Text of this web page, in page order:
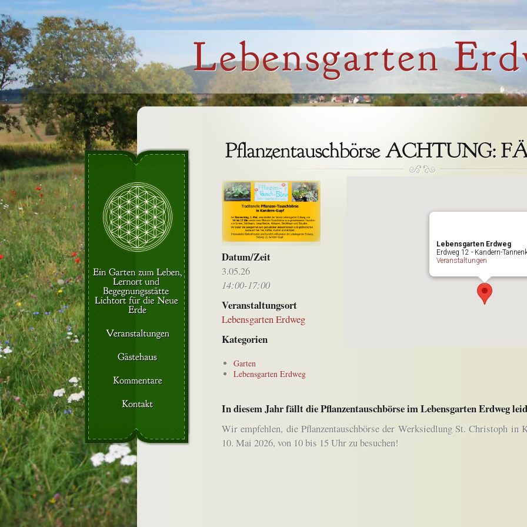
Lebensgarten Erdweg
Erdweg 12 - Kandern-
Veranstaltungen
Datum/Zeit
3.05.26
14:00-17:00
Veranstaltungsort
Lebensgarten Erdweg
Kategorien
Garten
Lebensgarten Erdweg
In diesem Jahr fällt die Pflanzentauschbörse im Lebensgarten Erdweg
Wir empfehlen, die Pflanzentauschbörse der Werksiedlung St. Christoph in
10. Mai 2026, von 10 bis 15 Uhr zu besuchen!